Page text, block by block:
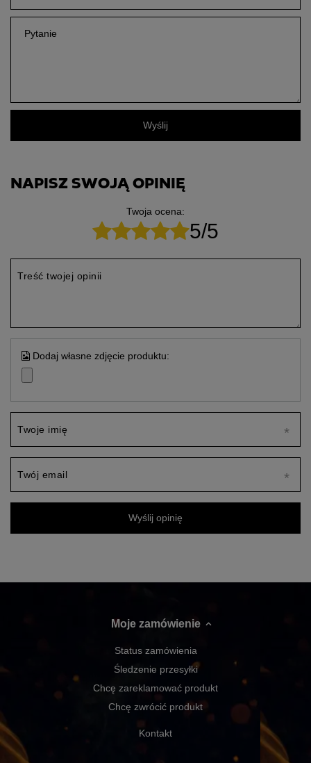
Pytanie
Wyślij
NAPISZ SWOJĄ OPINIĘ
Twoja ocena:
5/5
Treść twojej opinii
Dodaj własne zdjęcie produktu:
Twoje imię
Twój email
Wyślij opinię
Moje zamówienie
Status zamówienia
Śledzenie przesyłki
Chcę zareklamować produkt
Chcę zwrócić produkt
Kontakt